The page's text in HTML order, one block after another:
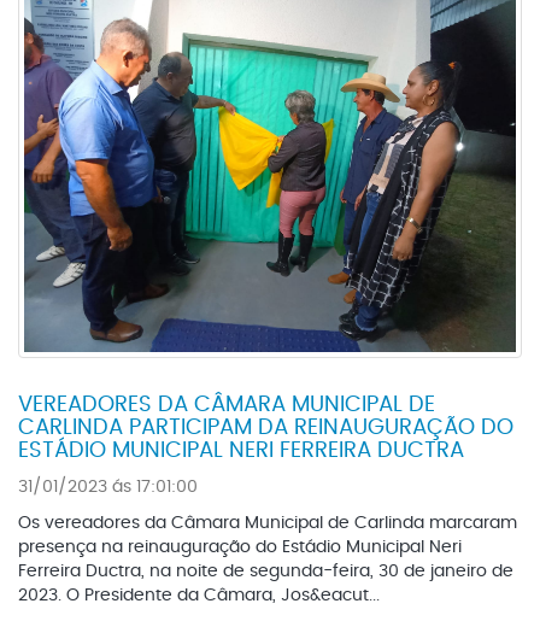
VEREADORES DA CÂMARA MUNICIPAL DE
CARLINDA PARTICIPAM DA REINAUGURAÇÃO DO
ESTÁDIO MUNICIPAL NERI FERREIRA DUCTRA
31/01/2023 ás 17:01:00
Os vereadores da Câmara Municipal de Carlinda marcaram
presença na reinauguração do Estádio Municipal Neri
Ferreira Ductra, na noite de segunda-feira, 30 de janeiro de
2023. O Presidente da Câmara, Jos&eacut...